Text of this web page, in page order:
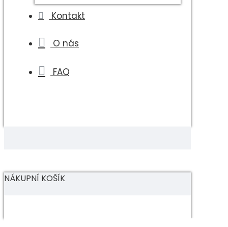
Kontakt
O nás
FAQ
NÁKUPNÍ KOŠÍK